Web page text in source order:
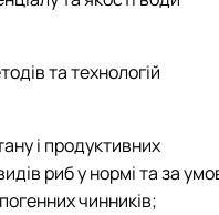
та технологій
і продуктивних
риб у нормі та за
чинників;